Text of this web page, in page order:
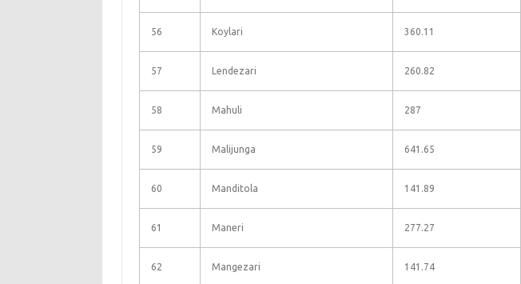
56 Koylari 360.11
57 Lendezari 260.82
58 Mahuli 287
59 Malijunga 641.65
60 Manditola 141.89
61 Maneri 277.27
62 Mangezari 141.74